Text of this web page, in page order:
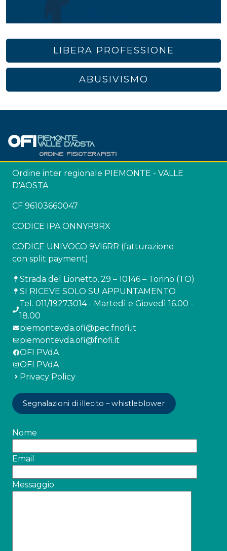
LIBERA PROFESSIONE
ABUSIVISMO
Ordine inter regionale PIEMONTE - VALLE
D'AOSTA
CF 96103660047
CODICE IPA ONNYR9RX
CODICE UNIVOCO 9VI6RR (fatturazione
con split payment)
Strada del Lionetto, 29 – 10146 – Torino (TO)
SI RICEVE SOLO SU APPUNTAMENTO
Tel. 011/19273014 - Martedì e Giovedì 16.00 -
18.00
piemontevda.ofi@pec.fnofi.it
piemontevda.ofi@fnofi.it
OFI PVdA
OFI PVdA
Privacy Policy
Segnalazioni di illecito – whistleblower
Nome
Email
Messaggio